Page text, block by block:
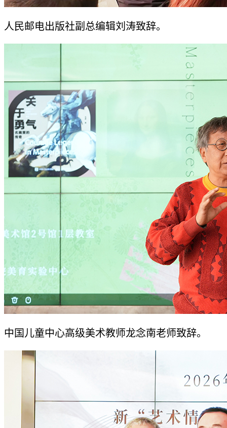
人民邮电出版社副总编辑刘涛致辞。
中国儿童中心高级美术教师龙念南老师致辞。